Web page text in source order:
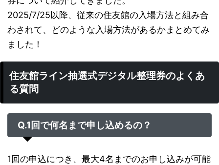
2025/7/25以降、従来の住友館の入場方法と組み合
わされて、どのような入場方法があるかまとめてみ
ました！
住友館ライン抽選式デジタル整理券のよくあ
る質問
Q.1回で何名まで申し込めるの？
1回の申込につき、最大4名までのお申し込みが可能